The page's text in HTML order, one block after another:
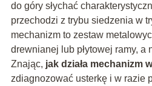
do góry słychać
przechodzi z trybu siedzenia w
mechanizm to zestaw
drewnianej lub płytowej ramy, a
Znając, jak działa mechanizm
zdiagnozować usterkę i w razie